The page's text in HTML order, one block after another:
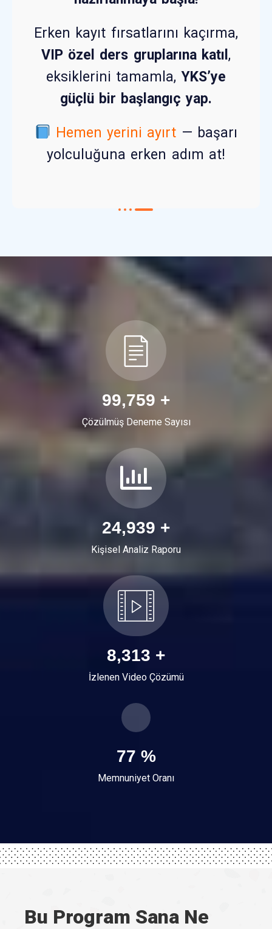
Erken kayıt fırsatlarını kaçırma,
VIP özel ders gruplarına katıl ,
eksiklerini tamamla,YKS’ye
güçlü bir başlangıç yap.
Hemen yerini ayırt — başarı
yolculuğuna erken adım at!
119,120 +
Çözülmüş Deneme Sayısı
29,780 +
Kişisel Analiz Raporu
9,926 +
İzlenen Video Çözümü
92 %
Memnuniyet Oranı
Bu Program Sana Ne